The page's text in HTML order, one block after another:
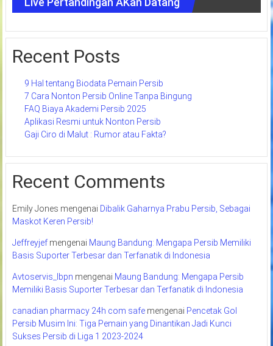
Recent Posts
9 Hal tentang Biodata Pemain Persib
7 Cara Nonton Persib Online Tanpa Bingung
FAQ Biaya Akademi Persib 2025
Aplikasi Resmi untuk Nonton Persib
Gaji Ciro di Malut : Rumor atau Fakta?
Recent Comments
Emily Jones mengenai Dibalik Gaharnya Prabu Persib, Sebagai
Maskot Keren Persib!
Jeffreyjefmengenai Maung Bandung: Mengapa Persib Memiliki
Basis Suporter Terbesar dan Terfanatik di Indonesia
Avtoservis_lbpn mengenai Maung Bandung: Mengapa Persib
Memiliki Basis Suporter Terbesar dan Terfanatik di Indonesia
canadian pharmacy 24h com safemengenai Pencetak Gol
Persib Musim Ini: Tiga Pemain yang Dinantikan Jadi Kunci
Sukses Persib di Liga 1 2023-2024